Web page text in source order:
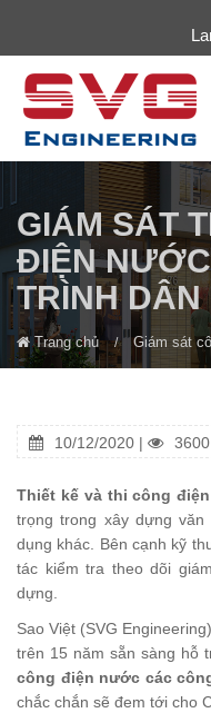
GIÁM SÁT
ĐIỆN
TRÌNH DÂN
Trang chủ Giám sát
10/12/2020 |
Thiết kế và thi công
trọng trong xây dựng
dụng khác. Bên cạnh kỹ
tác kiểm tra theo dõi
dựng.
Sao Việt (SVG
trên 15 năm sẵn sàng hỗ
công điện nước các
chắc chắn sẽ đem tới cho